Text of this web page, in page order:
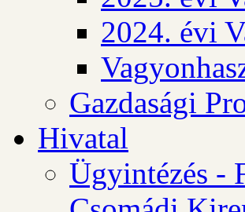
2024. évi
Gazdasági
Hivatal
Ügyintézés -